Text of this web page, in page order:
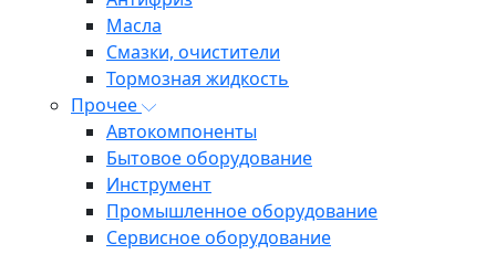
Масла
Смазки, очистители
Тормозная жидкость
Прочее
Автокомпоненты
Бытовое оборудование
Инструмент
Промышленное оборудование
Сервисное оборудование